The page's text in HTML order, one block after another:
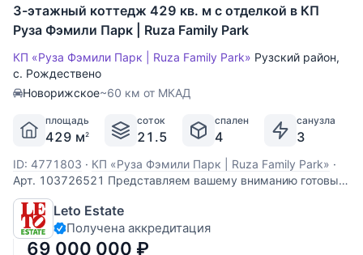
3-этажный коттедж 429 кв. м с отделкой в КП
Руза Фэмили Парк | Ruza Family Park
КП «Руза Фэмили Парк | Ruza Family Park» Рузский район,
с. Рождествено
Новорижское~60 км от МКАД
площадь
429 м2
соток
21.5
спален
4
санузла
3
ID: 4771803 · КП «Руза Фэмили Парк | Ruza Family Park» ·
Арт. 103726521 Представляем вашему вниманию готовый
для проживания дом площадью 429 кв. м рядом с озером
в охраняемом коттеджном поселке с единой
архитектурной концепцией Руза Фэмили Парк,
расположенном в 68 км от МКАД по Новорижскому шоссе.
Leto Estate
Получена аккредитация
69 000 000 ₽